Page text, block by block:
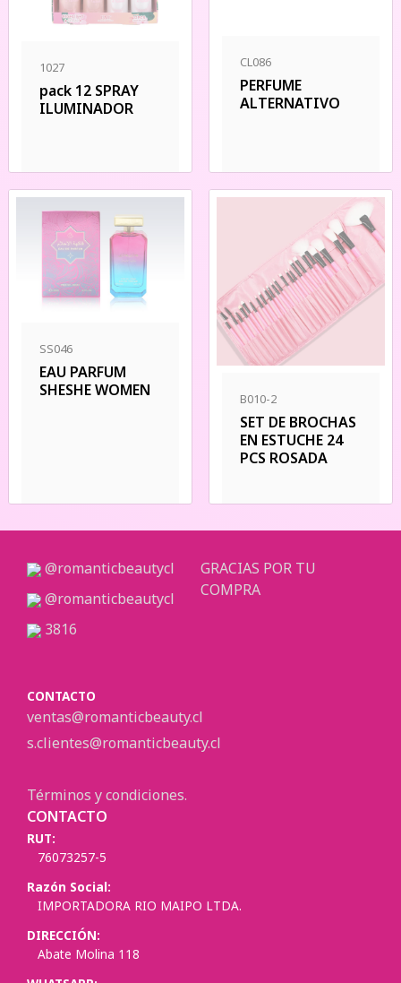
1027
pack 12 SPRAY
ILUMINADOR
CL086
PERFUME
ALTERNATIVO
SS046
EAU PARFUM
SHESHE WOMEN
B010-2
SET DE BROCHAS
EN ESTUCHE 24
PCS ROSADA
@romanticbeautycl
@romanticbeautycl
3816
CONTACTO
ventas@romanticbeauty.cl
s.clientes@romanticbeauty.cl
Términos y condiciones.
GRACIAS POR TU
COMPRA
CONTACTO
RUT:
76073257-5
Razón Social:
IMPORTADORA RIO MAIPO LTDA.
DIRECCIÓN:
Abate Molina 118